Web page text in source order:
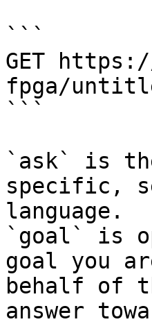
```
GET
fpga/
```
`ask` is
specific,
language.
`goal` is
goal you
behalf of
answer